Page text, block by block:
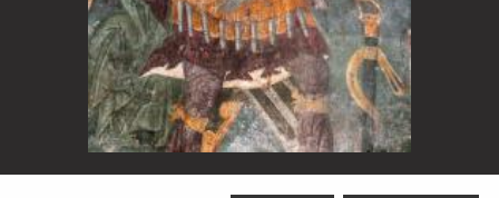
Sfântul